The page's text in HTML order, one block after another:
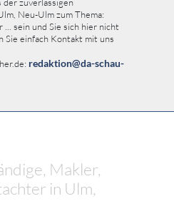
der zuverlässigen
Neu-Ulm zum Thema:
sein und Sie sich hier nicht
Sie einfach Kontakt mit uns
redaktion@da-schau-
Makler,
in Ulm,